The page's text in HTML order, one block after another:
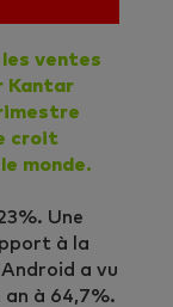
ventes
Kantar
croit
monde.
Une
à la
a vu
an à 64,7%.